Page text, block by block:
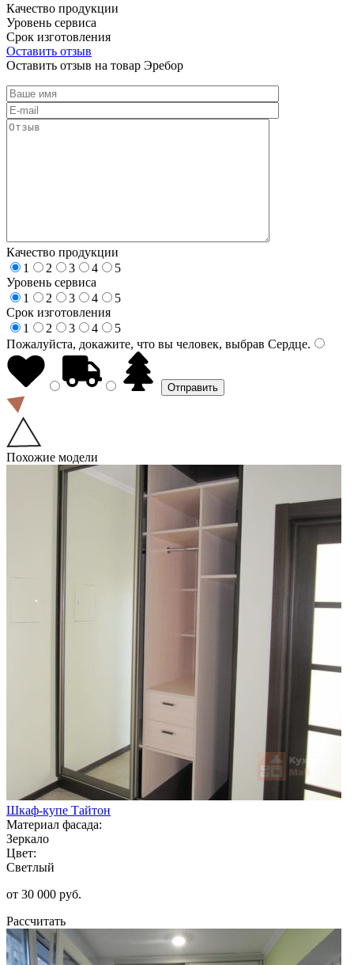
Качество продукции
Уровень сервиса
Срок изготовления
Оставить отзыв
Оставить отзыв на товар Эребор
Качество продукции
1
2 3 4
5
Уровень сервиса
1
2 3 4
5
Срок изготовления
1
2 3 4
5
Пожалуйста, докажите, что вы человек, выбрав Сердце.
Похожие модели
Шкаф-купе Тайтон
Материал фасада:
Зеркало
Цвет:
Светлый
от 30 000 руб.
Рассчитать